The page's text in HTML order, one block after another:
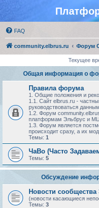
FAQ
community.elbrus.ru Форум
Текущее
Общая информация о
Правила форума
1. Общие положения и
1.1. Сайт elbrus.ru -
руководствоваться
1.2. Форум
платформам Эльбрус и
1.3. Форум является
происходит сразу, а их
Темы: 1
ЧаВо (Часто
Темы: 5
Обсуждение
Новости сообщества
(новости касающиеся
Темы: 3